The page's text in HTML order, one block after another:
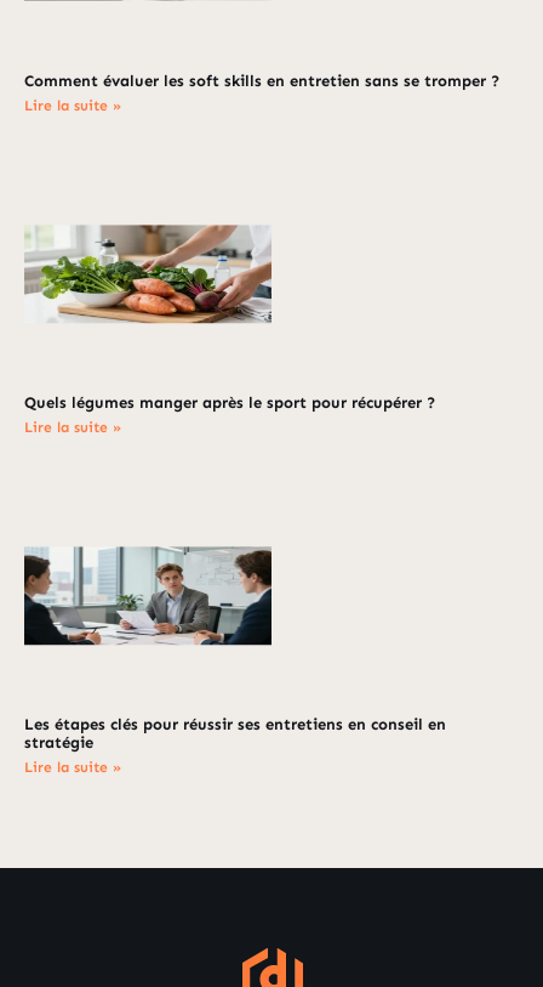
Comment évaluer les soft skills en entretien sans se tromper ?
Lire la suite »
Quels légumes manger après le sport pour récupérer ?
Lire la suite »
Les étapes clés pour réussir ses entretiens en conseil en
stratégie
Lire la suite »